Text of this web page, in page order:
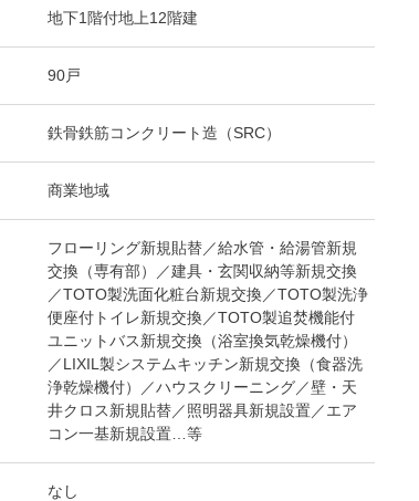
地下1階付地上12階建
90戸
鉄骨鉄筋コンクリート造（SRC）
商業地域
フローリング新規貼替／給水管・給湯管新規
交換（専有部）／建具・玄関収納等新規交換
／TOTO製洗面化粧台新規交換／TOTO製洗浄
便座付トイレ新規交換／TOTO製追焚機能付
ユニットバス新規交換（浴室換気乾燥機付）
／LIXIL製システムキッチン新規交換（食器洗
浄乾燥機付）／ハウスクリーニング／壁・天
井クロス新規貼替／照明器具新規設置／エア
コン一基新規設置…等
なし